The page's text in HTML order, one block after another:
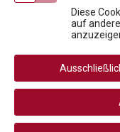
Media
Rechtliche
Navigation
AGB
Rücktritt / Widerruf
Disclaimer
Cookie-Einstellungen
Diese
auf